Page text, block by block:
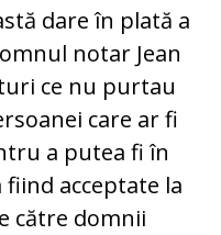
dare în plată a
notar Jean
ce nu purtau
care ar fi
a putea fi în
fiind acceptate la
către domnii